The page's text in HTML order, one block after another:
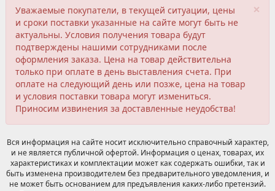
×
Уважаемые покупатели, в текущей ситуации, цены
и сроки поставки указанные на сайте могут быть не
актуальны. Условия получения товара будут
подтверждены нашими сотрудниками после
оформления заказа. Цена на товар действительна
только при оплате в день выставления счета. При
оплате на следующий день или позже, цена на товар
и условия поставки товара могут измениться.
Приносим извинения за доставленные неудобства!
Вся информация на сайте носит исключительно справочный характер,
и не является публичной офертой. Информация о ценах, товарах, их
характеристиках и комплектации может как содержать ошибки, так и
быть изменена производителем без предварительного уведомления, и
не может быть основанием для предъявления каких-либо претензий.